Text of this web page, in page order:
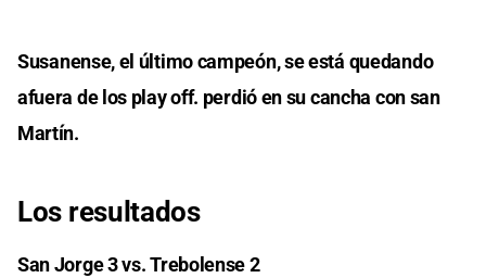
Susanense, el último campeón, se está quedando
afuera de los play off. perdió en su cancha con san
Martín.
Los resultados
San Jorge 3 vs. Trebolense 2